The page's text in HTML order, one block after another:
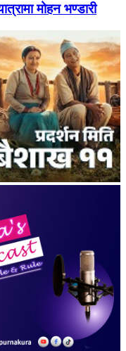
मोहन भण्डारी